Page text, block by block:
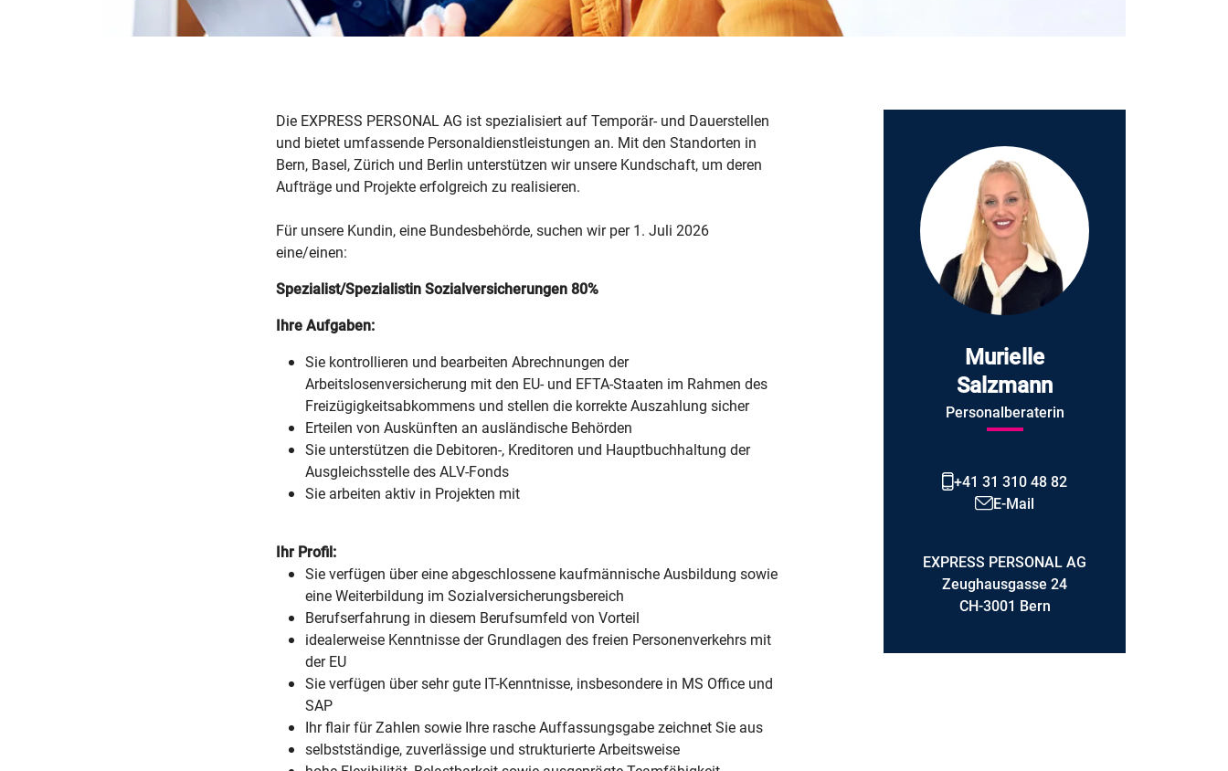
Die EXPRESS PERSONAL AG ist spezialisiert auf Temporär- und Dauerstellen
und bietet umfassende Personaldienstleistungen an. Mit den Standorten in
Bern, Basel, Zürich und Berlin unterstützen wir unsere Kundschaft, um deren
Aufträge und Projekte erfolgreich zu realisieren.
Für unsere Kundin, eine Bundesbehörde, suchen wir per 1. Juli 2026
eine/einen:
Spezialist/Spezialistin Sozialversicherungen 80%
Ihre Aufgaben:
Sie kontrollieren und bearbeiten Abrechnungen der
Arbeitslosenversicherung mit den EU- und EFTA-Staaten im Rahmen des
Freizügigkeitsabkommens und stellen die korrekte Auszahlung sicher
Erteilen von Auskünften an ausländische Behörden
Sie unterstützen die Debitoren-, Kreditoren und Hauptbuchhaltung der
Ausgleichsstelle des ALV-Fonds
Sie arbeiten aktiv in Projekten mit
Ihr Profil:
Sie verfügen über eine abgeschlossene kaufmännische Ausbildung sowie
eine Weiterbildung im Sozialversicherungsbereich
Berufserfahrung in diesem Berufsumfeld von Vorteil
idealerweise Kenntnisse der Grundlagen des freien Personenverkehrs mit
der EU
Sie verfügen über sehr gute IT-Kenntnisse, insbesondere in MS Office und
SAP
Ihr flair für Zahlen sowie Ihre rasche Auffassungsgabe zeichnet Sie aus
selbstständige, zuverlässige und strukturierte Arbeitsweise
Murielle
Salzmann
Personalberaterin
+41 31 310 48 82
E-Mail
EXPRESS PERSONAL AG
Zeughausgasse 24
CH-3001 Bern